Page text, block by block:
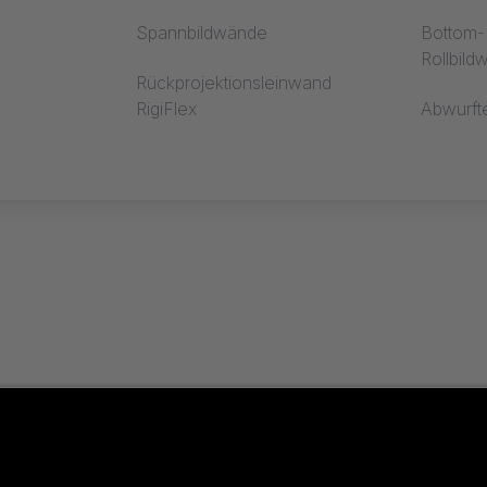
Spannbildwände
Rückprojektionsleinwand
RigiFlex